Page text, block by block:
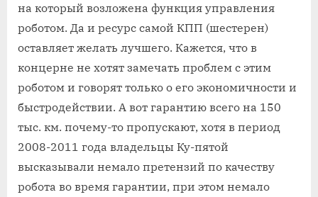
на который возложена функция управления
роботом. Да и ресурс самой КПП (шестерен)
оставляет желать лучшего. Кажется, что в
концерне не хотят замечать проблем с этим
роботом и говорят только о его экономичности и
быстродействии. А вот гарантию всего на 150
тыс. км. почему-то пропускают, хотя в период
2008-2011 года владельцы Ку-пятой
высказывали немало претензий по качеству
робота во время гарантии, при этом немало